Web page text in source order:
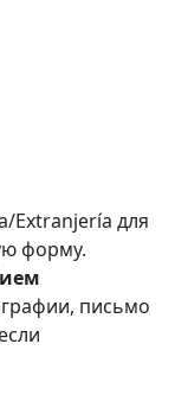
Extranjería для
форму.
письмо